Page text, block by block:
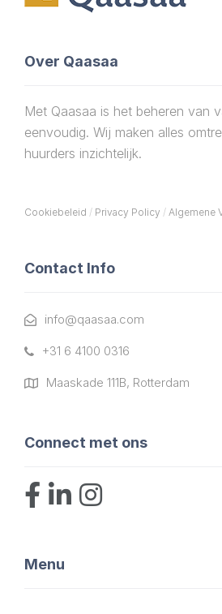
Over Qaasaa
Met Qaasaa is het beheren van
eenvoudig. Wij maken alles
huurders inzichtelijk.
Cookiebeleid / Privacy Policy / Algemene
Contact Info
info@qaasaa.com
+31 6 4100 0316
Maaskade 111B, Rotterdam
Connect met ons
Menu